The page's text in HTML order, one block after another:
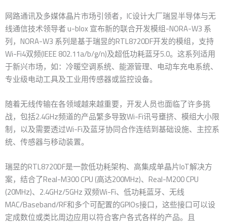
网路通讯及多媒体晶片市场引领者，IC设计大厂瑞昱半导体与无
线通信技术领导者 u-blox 宣布新的联合开发模组-NORA-W3 系
列，NORA-W3 系列是基于瑞昱的RTL8720DF开发的模组，支持
Wi-Fi4双频(IEEE 802.11a/b/g/n)及超低功耗蓝牙5.0。这系列适用
于新兴市场，如：冷暖空调系统、能源管理、电动车充电系统、
专业级电动工具及工业用传感器或监控设备。
随着无线传输在各领域越来越重要，开发人员也面临了许多挑
战，包括2.4GHz频道的产品繁多导致Wi-Fi讯号壅挤、模组大小限
制，以及需要透过Wi-Fi及蓝牙协同合作连结到基础设施、主控系
统、传感器与移动装置。
瑞昱的RTL8720DF是一款低功耗架构、高集成单晶片IoT解决方
案，结合了Real-M300 CPU (高达200MHz)、Real-M200 CPU
(20MHz)、2.4GHz/5GHz 双频Wi-Fi、低功耗蓝牙、无线
MAC/Baseband/RF和多个可配置的GPIOs接口，这些接口可以设
定成数位或类比周边应用以符合客户各式各样的产品。且